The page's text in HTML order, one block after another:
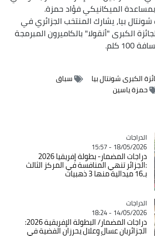
الميكانيكي فؤاد حمزة.
بيا، يشارك المنتخب الجزائري في
الكبرى "أنقولا" بالكاميرون المبرمجة
الكبرى شونتال بيا
سباق
حمزة ياسين
Catégorie
الدراجات
18/05/2026 - 15:57
دراجات المضمار- بطولة إفريقيا 2026
:الجزائر تنهي المنافسة في المركز الثالث
Catégorie
الدراجات
14/05/2026 - 18:24
دراجات المضمار/ البطولة الإفريقية 2026:
الجزائريان عسال وعلال يحرزان الفضية في